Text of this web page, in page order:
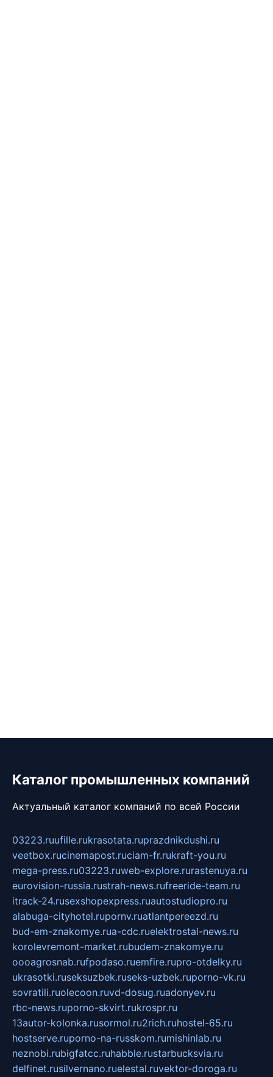
Каталог промышленных компаний
Актуальный каталог компаний по всей России
03223.ruufille.rukrasotata.ruprazdnikdushi.ru
veetbox.rucinemapost.ruciam-fr.rukraft-you.ru
mega-press.ru03223.ruweb-explore.rurastenuya.ru
eurovision-russia.rustrah-news.rufreeride-team.ru
itrack-24.rusexshopexpress.ruautostudiopro.ru
alabuga-cityhotel.rupornv.ruatlantpereezd.ru
bud-em-znakomye.rua-cdc.ruelektrostal-news.ru
korolevremont-market.rubudem-znakomye.ru
oooagrosnab.rufpodaso.ruemfire.rupro-otdelky.ru
ukrasotki.ruseksuzbek.ruseks-uzbek.ruporno-vk.ru
sovratili.ruolecoon.ruvd-dosug.ruadonyev.ru
rbc-news.ruporno-skvirt.rukrospr.ru
13autor-kolonka.rusormol.ru2rich.ruhostel-65.ru
hostserve.ruporno-na-russkom.rumishinlab.ru
neznobi.rubigfatcc.ruhabble.rustarbucksvia.ru
delfinet.rusilvernano.ruelestal.ruvektor-doroga.ru